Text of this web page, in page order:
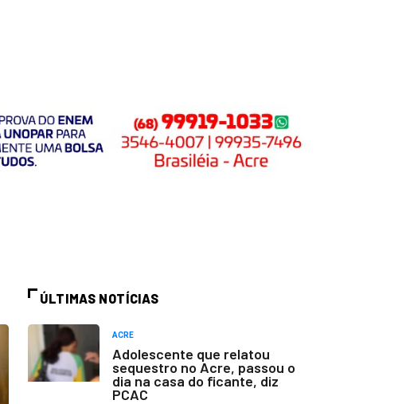
ÚLTIMAS NOTÍCIAS
ACRE
Adolescente que relatou
sequestro no Acre, passou o
dia na casa do ficante, diz
PCAC